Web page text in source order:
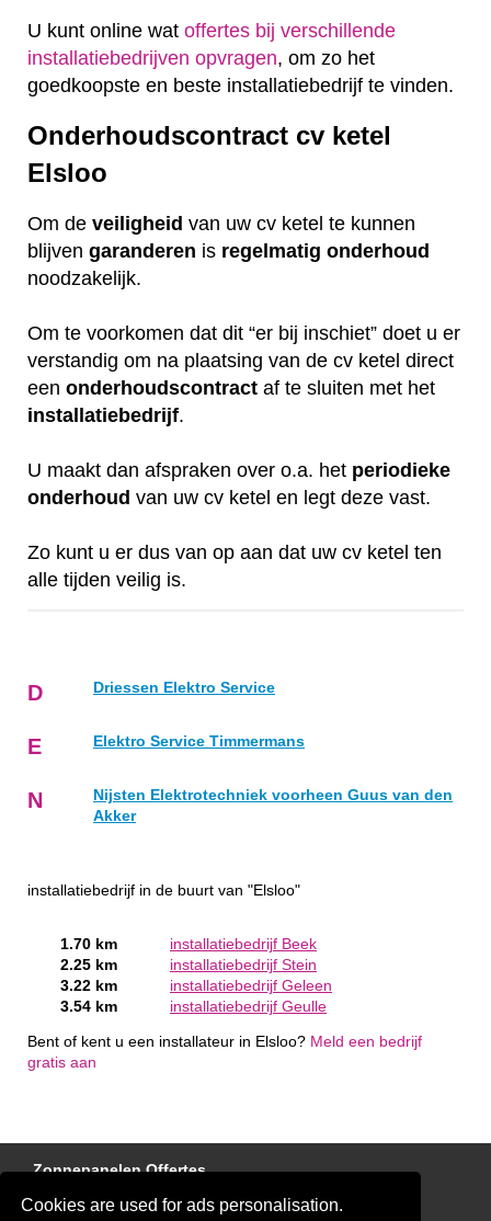
Cookies are used for ads personalisation.
U kunt online wat offertes bij verschillende
installatiebedrijven opvragen, om zo het
goedkoopste en beste installatiebedrijf te vinden.
Onderhoudscontract cv ketel
Elsloo
Om de veiligheid van uw cv ketel te kunnen
blijven garanderen is regelmatig onderhoud
noodzakelijk.
Om te voorkomen dat dit “er bij inschiet” doet u er
verstandig om na plaatsing van de cv ketel direct
een onderhoudscontract af te sluiten met het
installatiebedrijf.
U maakt dan afspraken over o.a. het periodieke
onderhoud van uw cv ketel en legt deze vast.
Zo kunt u er dus van op aan dat uw cv ketel ten
alle tijden veilig is.
D Driessen Elektro Service
E Elektro Service Timmermans
N
Nijsten Elektrotechniek voorheen Guus van den
Akker
installatiebedrijf in de buurt van "Elsloo"
1.70 km
installatiebedrijf Beek
2.25 km
installatiebedrijf Stein
3.22 km
installatiebedrijf Geleen
3.54 km
installatiebedrijf Geulle
Bent of kent u een installateur in Elsloo? Meld een bedrijf
gratis aan
Zonnepanelen Offertes
Laadpaal Offertes